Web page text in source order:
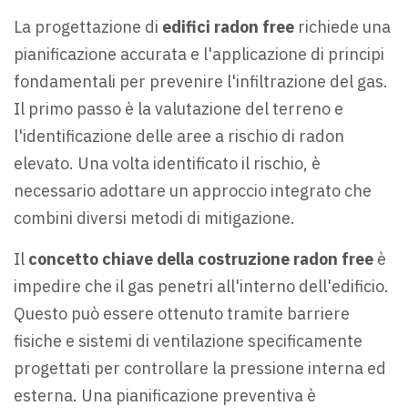
La progettazione di edifici radon free richiede una
pianificazione accurata e l'applicazione di principi
fondamentali per prevenire l'infiltrazione del gas.
Il primo passo è la valutazione del terreno e
l'identificazione delle aree a rischio di radon
elevato. Una volta identificato il rischio, è
necessario adottare un approccio integrato che
combini diversi metodi di mitigazione.
Il concetto chiave della costruzione radon free è
impedire che il gas penetri all'interno dell'edificio.
Questo può essere ottenuto tramite barriere
fisiche e sistemi di ventilazione specificamente
progettati per controllare la pressione interna ed
esterna. Una pianificazione preventiva è